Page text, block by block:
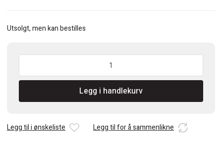
Utsolgt, men kan bestilles
Ace
Ø150
40(25
Legg i handlekurv
Legg til i ønskeliste Legg til for å sammenlikne